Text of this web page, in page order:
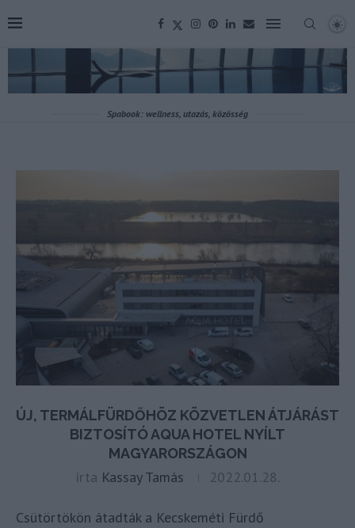
Spabook: wellness, utazás, közösség
ÚJ, TERMÁLFÜRDŐHÖZ KÖZVETLEN ÁTJÁRÁST
BIZTOSÍTÓ AQUA HOTEL NYÍLT
MAGYARORSZÁGON
írta Kassay Tamás 2022.01.28.
Csütörtökön átadták a Kecskeméti Fürdő